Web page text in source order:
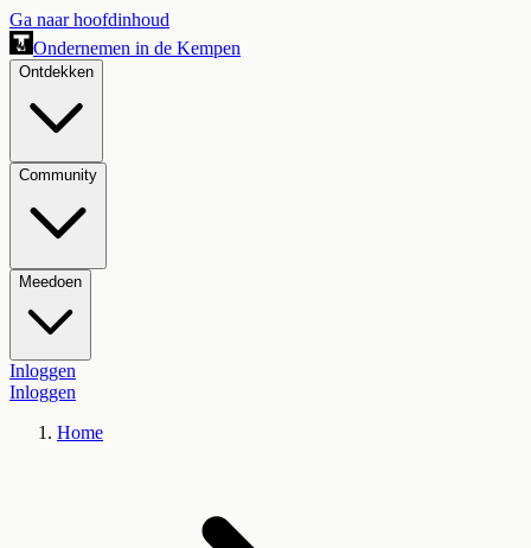
Ga naar hoofdinhoud
Ondernemen in de Kempen
Ontdekken
Community
Meedoen
Inloggen
Inloggen
Home